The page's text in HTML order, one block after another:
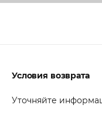
Условия возврата
Уточняйте